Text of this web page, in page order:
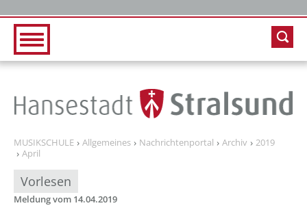
MUSIKSCHULE Allgemeines Nachrichtenportal Archiv
2019
April
Vorlesen
Meldung vom 14.04.2019